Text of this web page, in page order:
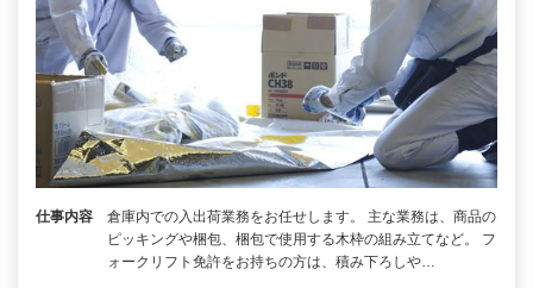
仕事内容
倉庫内での入出荷業務をお任せします。 主な業務は、商品の
ピッキングや梱包、梱包で使用する木枠の組み立てなど。 フ
ォークリフト免許をお持ちの方は、積み下ろしや…